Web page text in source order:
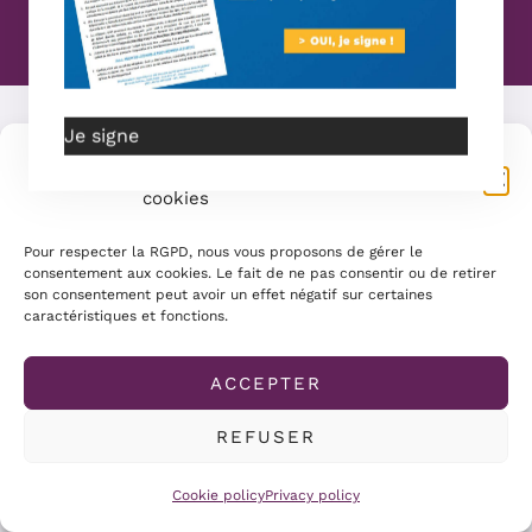
Gérer le consentement aux
cookies
Pour respecter la RGPD, nous vous proposons de gérer le
consentement aux cookies. Le fait de ne pas consentir ou de retirer
son consentement peut avoir un effet négatif sur certaines
caractéristiques et fonctions.
ACCEPTER
REFUSER
Cookie policyPrivacy policy
Powerwd by Mamans Louves
Je signe